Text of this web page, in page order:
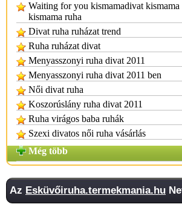
Waiting for you kismamadivat kismama
kismama ruha
Divat ruha ruházat trend
Ruha ruházat divat
Menyasszonyi ruha divat 2011
Menyasszonyi ruha divat 2011 ben
Női divat ruha
Koszorúslány ruha divat 2011
Ruha virágos baba ruhák
Szexi divatos női ruha vásárlás
Még több
Az Esküvőiruha.termekmania.hu